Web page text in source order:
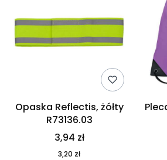
Opaska Reflectis, żółty
R73136.03
3,94 zł
3,20 zł